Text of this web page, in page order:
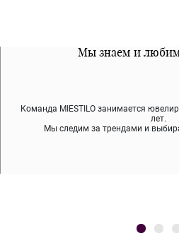
Мы знаем и
Команда MIESTILO занимается
лет.
Мы следим за трендами и
Все наши материалы
Мы используем покрытие (родий,
содержит никеля и свинца —
Примерка перед
Во время доставки спокойно
что вам нравятся,